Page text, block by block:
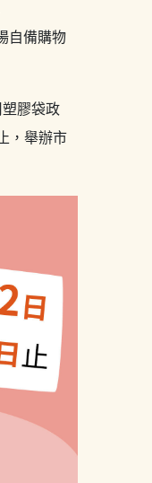
自備購物
膠袋政
，舉辦市